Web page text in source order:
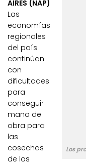
Los
AIRES (NAP)
Las
economías
regionales
del país
continúan
con
dificultades
para
conseguir
mano de
obra para
las
cosechas
de las